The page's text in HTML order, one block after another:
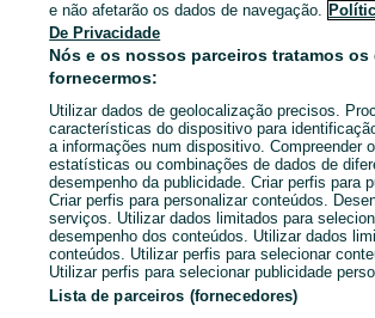
Entrar ou criar conta
Ligar / SMS
e não afetarão os dados de navegação.
De Privacidade
Nós e os nossos parceiros tratamos os
fornecermos:
Utilizar dados de geolocalização precisos.
características do dispositivo para
a informações num dispositivo. Compreender
estatísticas ou combinações de dados de
desempenho da publicidade. Criar perfis para
Criar perfis para personalizar conteúdos.
serviços. Utilizar dados limitados para
desempenho dos conteúdos. Utilizar dados
conteúdos. Utilizar perfis para selecionar
Utilizar perfis para selecionar publicidade
Lista de parceiros (fornecedores)